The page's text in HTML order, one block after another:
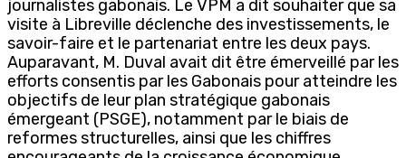
journalistes gabonais. Le VPM a dit souhaiter que sa
visite à Libreville déclenche des investissements, le
savoir-faire et le partenariat entre les deux pays.
Auparavant, M. Duval avait dit être émerveillé par les
efforts consentis par les Gabonais pour atteindre les
objectifs de leur plan stratégique gabonais
émergeant (PSGE), notamment par le biais de
reformes structurelles, ainsi que les chiffres